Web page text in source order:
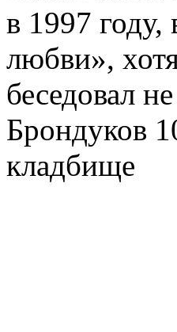
в 1997
любви»,
беседовал
Брондуков
кладбище